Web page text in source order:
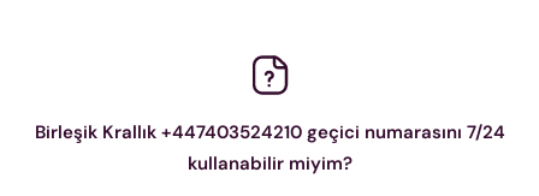
Birleşik Krallık +447403524210 geçici numarasını 7/24
kullanabilir miyim?